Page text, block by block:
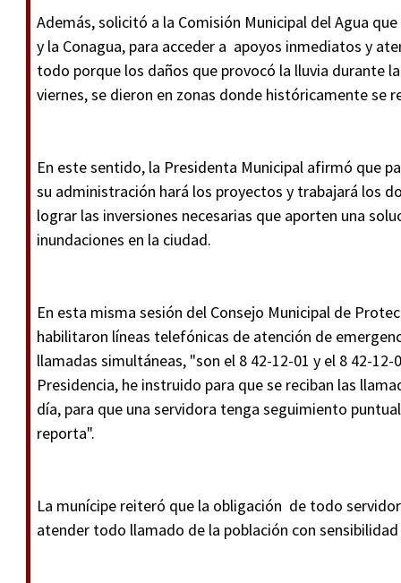
Además, solicitó a la Comisión Municipal del Agua
y la Conagua, para acceder a apoyos inmediatos y
todo porque los daños que provocó la lluvia durante
viernes, se dieron en zonas donde históricamente se
En este sentido, la Presidenta Municipal afirmó que
su administración hará los proyectos y trabajará los
lograr las inversiones necesarias que aporten una
inundaciones en la ciudad.
En esta misma sesión del Consejo Municipal de
habilitaron líneas telefónicas de atención de
llamadas simultáneas, "son el 8 42-12-01 y el 8 42-
Presidencia, he instruido para que se reciban las
día, para que una servidora tenga seguimiento
reporta".
La munícipe reiteró que la obligación de todo
atender todo llamado de la población con